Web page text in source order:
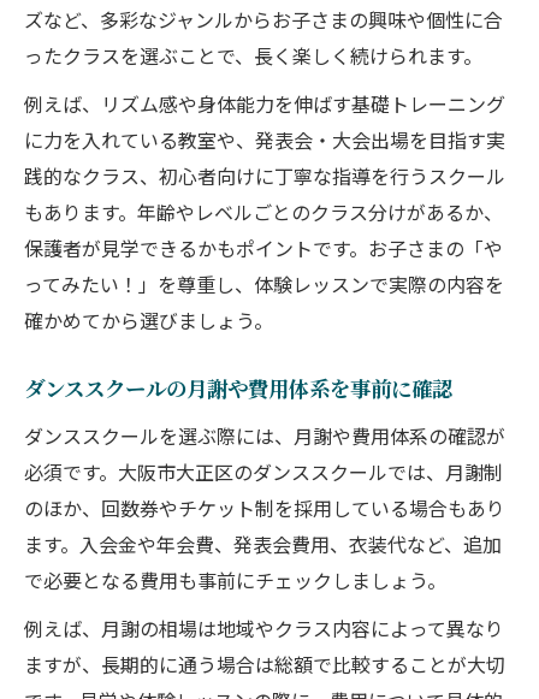
ズなど、多彩なジャンルからお子さまの興味や個性に合
ったクラスを選ぶことで、長く楽しく続けられます。
例えば、リズム感や身体能力を伸ばす基礎トレーニング
に力を入れている教室や、発表会・大会出場を目指す実
践的なクラス、初心者向けに丁寧な指導を行うスクール
もあります。年齢やレベルごとのクラス分けがあるか、
保護者が見学できるかもポイントです。お子さまの「や
ってみたい！」を尊重し、体験レッスンで実際の内容を
確かめてから選びましょう。
ダンススクールの月謝や費用体系を事前に確認
ダンススクールを選ぶ際には、月謝や費用体系の確認が
必須です。大阪市大正区のダンススクールでは、月謝制
のほか、回数券やチケット制を採用している場合もあり
ます。入会金や年会費、発表会費用、衣装代など、追加
で必要となる費用も事前にチェックしましょう。
例えば、月謝の相場は地域やクラス内容によって異なり
ますが、長期的に通う場合は総額で比較することが大切